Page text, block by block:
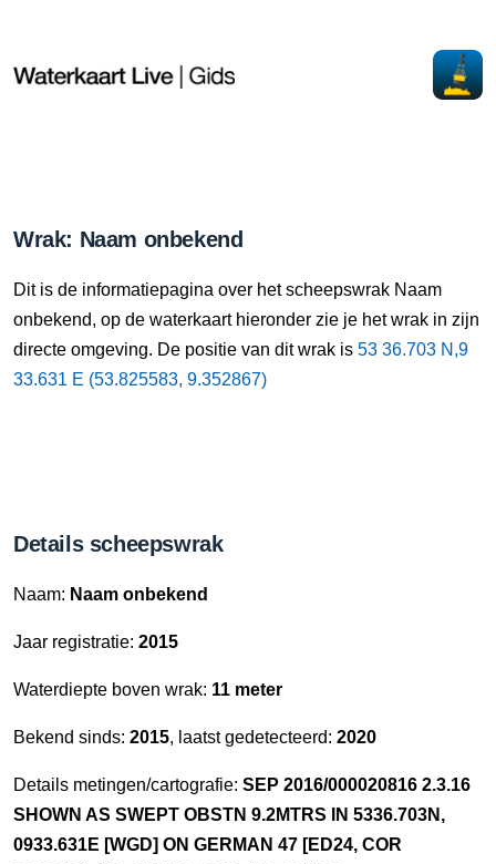
Wrak: Naam onbekend
Dit is de informatiepagina over het scheepswrak Naam
onbekend, op de waterkaart hieronder zie je het wrak in zijn
directe omgeving. De positie van dit wrak is 53 36.703 N,9
33.631 E (53.825583, 9.352867)
Details scheepswrak
Naam: Naam onbekend
Jaar registratie: 2015
Waterdiepte boven wrak: 11 meter
Bekend sinds: 2015, laatst gedetecteerd: 2020
Details metingen/cartografie: SEP 2016/000020816 2.3.16
SHOWN AS SWEPT OBSTN 9.2MTRS IN 5336.703N,
0933.631E [WGD] ON GERMAN 47 [ED24, COR